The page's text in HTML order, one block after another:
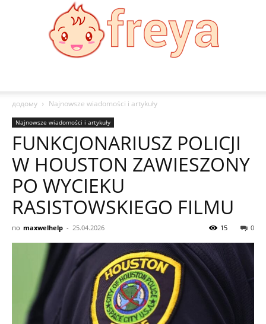
додому
Najnowsze wiadomości i artykuły
Najnowsze wiadomości i artykuły
FUNKCJONARIUSZ POLICJI
W HOUSTON ZAWIESZONY
PO WYCIEKU
RASISTOWSKIEGO FILMU
по maxwelhelp - 25.04.2026 0
15